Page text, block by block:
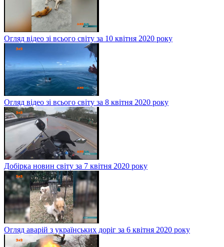
Огляд відео зі всього світу за 10 квітня 2020 року
Огляд відео зі всього світу за 8 квітня 2020 року
Добірка новин світу за 7 квітня 2020 року
Огляд аварій з українських доріг за 6 квітня 2020 року